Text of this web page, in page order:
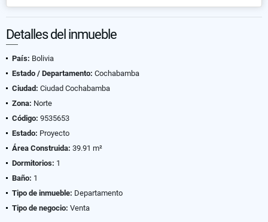
Detalles del inmueble
País: Bolivia
Estado / Departamento: Cochabamba
Ciudad: Ciudad Cochabamba
Zona: Norte
Código: 9535653
Estado: Proyecto
Área Construida: 39.91 m²
Dormitorios: 1
Baño: 1
Tipo de inmueble: Departamento
Tipo de negocio: Venta